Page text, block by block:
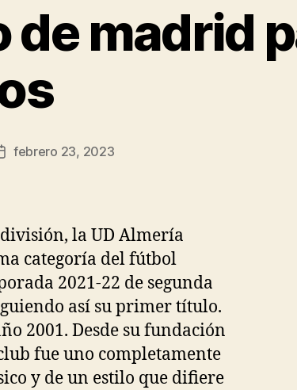
madrid
febrero 23, 2023
la UD Almería
categoría del fútbol
2021-22 de segunda
así su primer título.
2001. Desde su fundación
fue uno completamente
y de un estilo que difiere